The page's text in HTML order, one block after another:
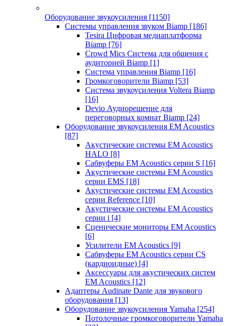
Оборудование звукоусиления [1150]
Системы управления звуком Biamp [186]
Tesira Цифровая медиаплатформа
Biamp [76]
Crowd Mics Система для общения с
аудиторией Biamp [1]
Система управления Biamp [16]
Громкоговорители Biamp [53]
Система звукоусиления Voltera Biamp
[16]
Devio Аудиорешение для
переговорных комнат Biamp [24]
Оборудование звукоусиления EM Acoustics
[87]
Акустические системы EM Acoustics
HALO [8]
Сабвуферы EM Acoustics серии S [16]
Акустические системы EM Acoustics
серии EMS [18]
Акустические системы EM Acoustics
серии Reference [10]
Акустические системы EM Acoustics
серии i [4]
Сценические мониторы EM Acoustics
[6]
Усилители EM Acoustics [9]
Сабвуферы EM Acoustics серии CS
(кардиоидные) [4]
Аксессуары для акустических систем
EM Acoustics [12]
Адаптеры Audinate Dante для звукового
оборудования [13]
Оборудование звукоусиления Yamaha [254]
Потолочные громкоговорители Yamaha